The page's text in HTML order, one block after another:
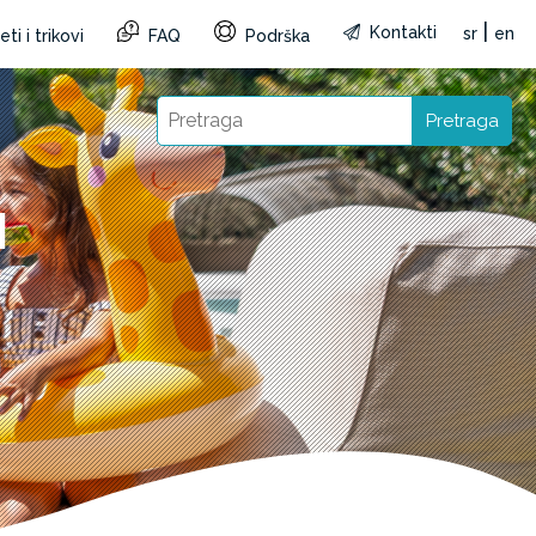
i trikovi FAQ Podrška Kontakti sr en
Pretraga